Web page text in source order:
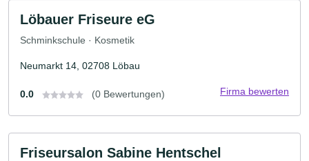
Löbauer Friseure eG
Schminkschule · Kosmetik
Neumarkt 14, 02708 Löbau
0.0 (0 Bewertungen) Firma bewerten
Friseursalon Sabine Hentschel